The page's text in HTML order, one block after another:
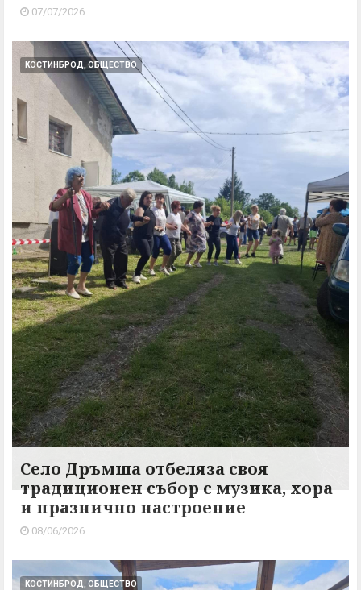
07/07/2026
КОСТИНБРОД, ОБЩЕСТВО
Село Дръмша отбеляза своя
традиционен събор с музика, хора
и празнично настроение
08/06/2026
КОСТИНБРОД, ОБЩЕСТВО